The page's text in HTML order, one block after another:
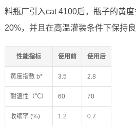
料瓶厂引入cat 4100后，瓶子的黄
20%，并且在高温灌装条件下保持良
性能指标 使用前 使用后
黄度指数 b* 3.5 2.8
耐温性（℃） 60 70
收缩率 (%) 1.2 0.7